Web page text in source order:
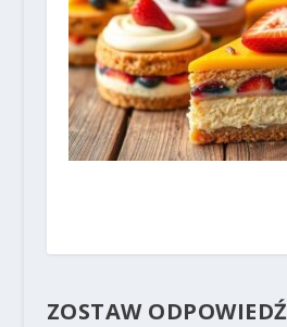
ZOSTAW ODPOWIEDŹ